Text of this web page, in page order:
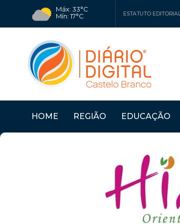
Máx: 33°C
Mín: 17°C
ESTATUTO
HOME REGIÃO EDUCAÇÃO